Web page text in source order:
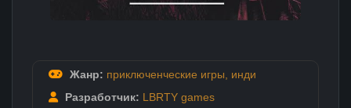
Жанр: приключенческие игры
инди
Разработчик: LBRTY games